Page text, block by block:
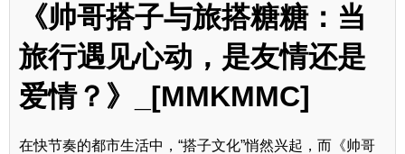
《帅哥搭子与旅搭糖糖：当
旅行遇见心动，是友情还是
爱情？》_[MMKMMC]
在快节奏的都市生活中，“搭子文化”悄然兴起，而《帅哥